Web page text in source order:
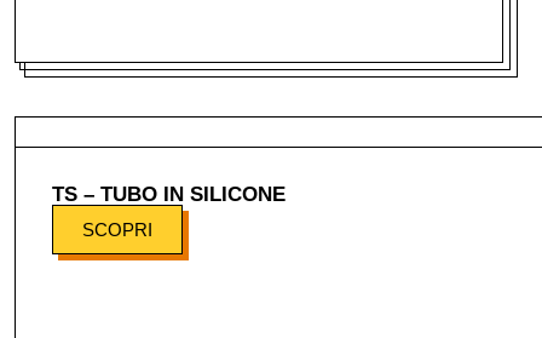
TS – TUBO IN SILICONE
SCOPRI